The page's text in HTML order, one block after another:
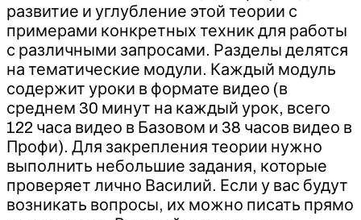
развитие и углубление этой теории с
примерами конкретных техник для работы
с различными запросами. Разделы делятся
на тематические модули. Каждый модуль
содержит уроки в формате видео (в
среднем 30 минут на каждый урок, всего
122 часа видео в Базовом и 38 часов видео в
Профи). Для закрепления теории нужно
выполнить небольшие задания, которые
проверяет лично Василий. Если у вас будут
возникать вопросы, их можно писать прямо